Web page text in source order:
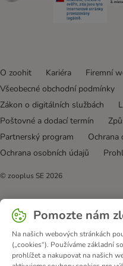
O zoohit Kariéra Firemní
Všeobecné obchodní podmínky
Zákon o digitálních službách
Poštovné a dodací termín
Partnerský program
Ochrana
Ochrana osobních údajů
© zooplus SE 2026
Pomozte nám
Na našich webových stránkách
(„cookies“). Používáme základní
prohlížet a nakupovat na našich